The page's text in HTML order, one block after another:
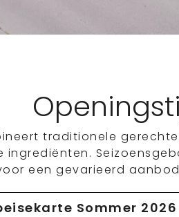
traditionele
ingrediënten.
een gevarieerd
Sommer